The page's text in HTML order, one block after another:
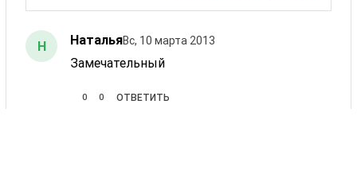
Н НатальяВс, 10 марта 2013
Замечательный
0 0 ОТВЕТИТЬ